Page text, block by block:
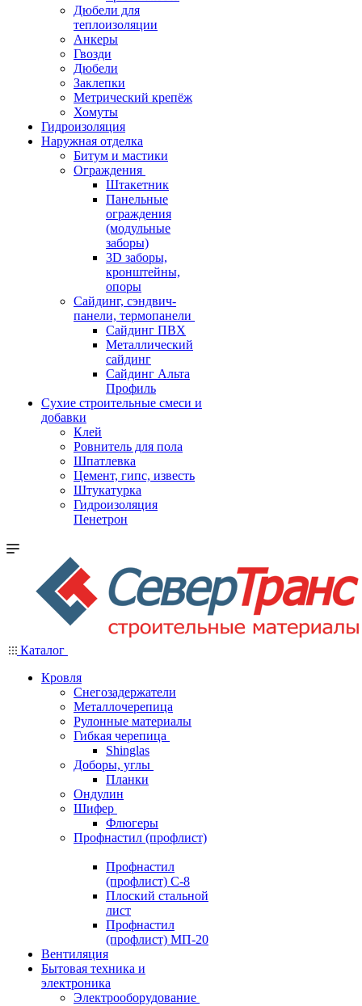
Дюбели для
теплоизоляции
Анкеры
Гвозди
Дюбели
Заклепки
Метрический крепёж
Хомуты
Гидроизоляция
Наружная отделка
Битум и мастики
Ограждения
Штакетник
Панельные
ограждения
(модульные
заборы)
3D заборы,
кронштейны,
опоры
Cайдинг, сэндвич-
панели, термопанели
Сайдинг ПВХ
Металлический
сайдинг
Сайдинг Альта
Профиль
Сухие строительные смеси и
добавки
Клей
Ровнитель для пола
Шпатлевка
Цемент, гипс, известь
Штукатурка
Гидроизоляция
Пенетрон
Каталог
Кровля
Снегозадержатели
Металлочерепица
Рулонные материалы
Гибкая черепица
Shinglas
Доборы, углы
Планки
Ондулин
Шифер
Флюгеры
Профнастил (профлист)
Профнастил
(профлист) С-8
Плоский стальной
лист
Профнастил
(профлист) МП-20
Вентиляция
Бытовая техника и
электроника
Электрооборудование